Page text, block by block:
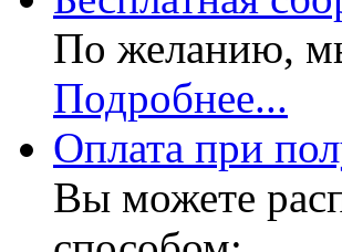
По желанию,
Подробнее...
Оплата при
Вы можете